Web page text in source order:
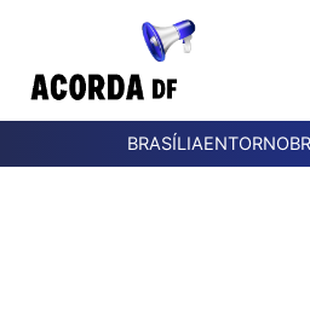
BRASÍLIAENTORNO